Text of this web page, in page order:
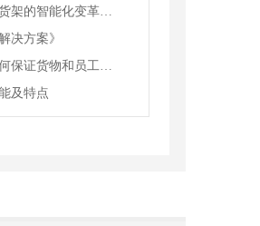
从传统存储到智能协同，仓储货架的智能化变革赋能物流升级
决方案》
在使用重型货架的时候应该如何保证货物和员工的安全
及特点